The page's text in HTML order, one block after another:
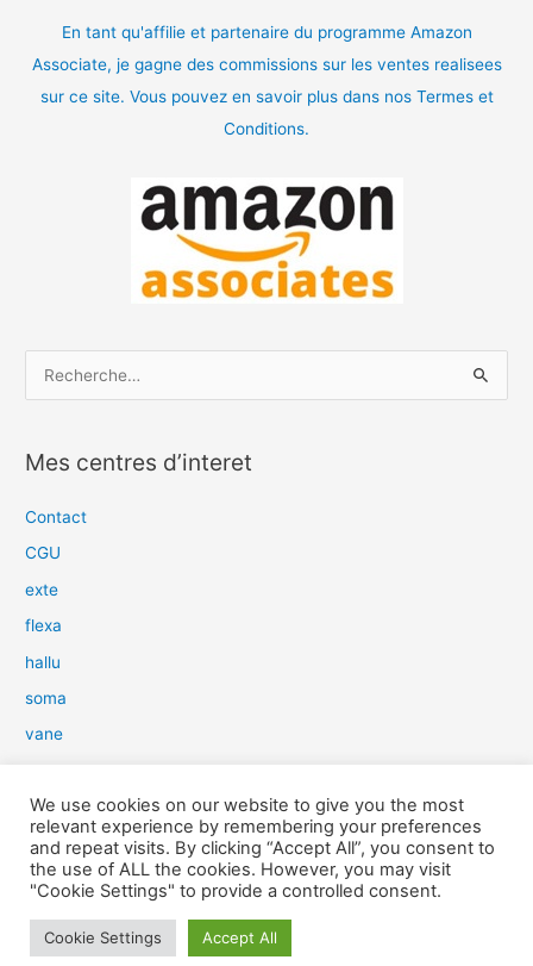
En tant qu'affilie et partenaire du programme Amazon
Associate, je gagne des commissions sur les ventes realisees
sur ce site. Vous pouvez en savoir plus dans nos Termes et
Conditions.
h
e
e
r
:
Mes centres d’interet
Contact
CGU
exte
flexa
hallu
soma
vane
slim
aure
light
snow
We use cookies on our website to give you the most
relevant experience by remembering your preferences
and repeat visits. By clicking “Accept All”, you consent to
the use of ALL the cookies. However, you may visit
"Cookie Settings" to provide a controlled consent.
Cookie Settings Accept All